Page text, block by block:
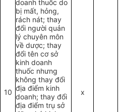
10
doanh thuốc do
bị mất, hỏng,
rách nát; thay
đổi người quản
lý chuyên môn
về dược; thay
đổi tên cơ sở
kinh doanh
thuốc nhưng
không thay đổi
địa điểm kinh
doanh; thay đổi
địa điểm trụ sở
x